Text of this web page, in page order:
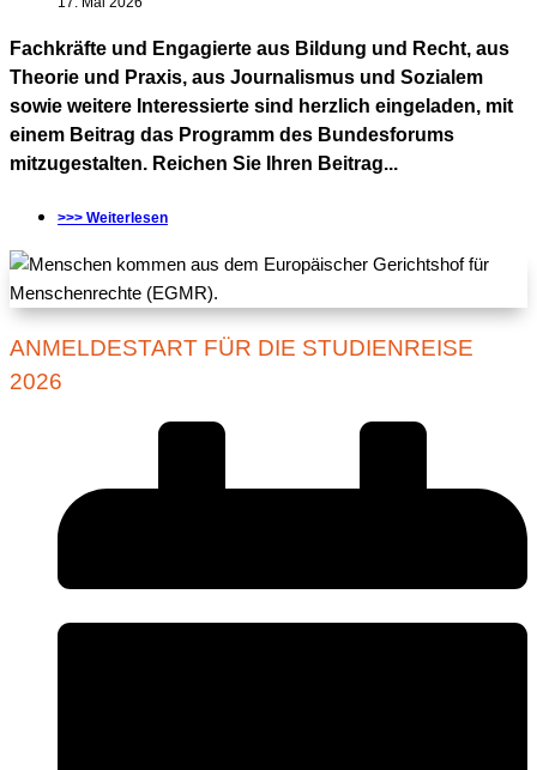
Fachkräfte und Engagierte aus Bildung und Recht, aus
Theorie und Praxis, aus Journalismus und Sozialem
sowie weitere Interessierte sind herzlich eingeladen, mit
einem Beitrag das Programm des Bundesforums
mitzugestalten. Reichen Sie Ihren Beitrag...
>>> Weiterlesen
ANMELDESTART FÜR DIE STUDIENREISE
2026